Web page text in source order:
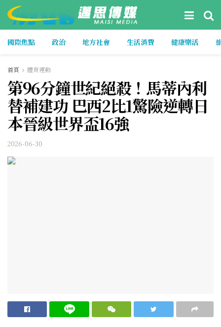
國際焦點 政治 地方社會 生活消費 健康樂活
首頁 體育運動
第96分鐘世紀絕殺！馬蒂內利
替補建功 巴西2比1驚險逆轉日
本晉級世界盃16強
2026-06-30